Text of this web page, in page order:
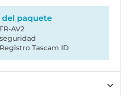
del paquete
AV2
Tascam ID